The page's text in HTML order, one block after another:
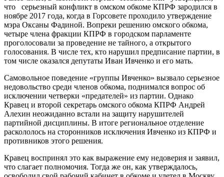
что серьезный конфликт в омском обкоме КПРФ зародился в
ноябре 2017 года, когда в Горсовете проходило утверждение
мэра Оксаны Фадиной. Вопреки решению омского обкома,
четыре члена фракции КПРФ в городском парламенте
проголосовали за проведение не тайного, а открытого
голосования. В числе тех, кто нарушил предписание партии, в
том числе оказался депутаты Иван Ивченко и его мать.
Самовольное поведение «группы Ивченко» вызвало серьезное
недовольство среди членов обкома, поднимался вопрос об
исключении четверки «предателей» из партии. Однако
Кравец и второй секретарь омского обкома КПРФ Андрей
Алехин неожиданно встали на защиту нарушителей
партийной дисциплины. В итоге региональное отделение
раскололось на сторонников исключения Ивченко из КПРФ и
противников этого решения.
Кравец воспринял это как выражение ему недоверия и заявил,
что слагает полномочия. Тогда же он, как утверждалось,